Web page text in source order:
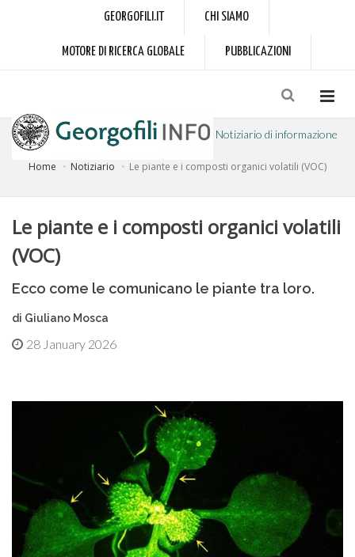
GEORGOFILI.IT CHI SIAMO
MOTORE DI RICERCA GLOBALE PUBBLICAZIONI
Notiziario di informazione
Home Notiziario Le piante e i composti organici volatili (VOC)
Le piante e i composti organici volatili
(VOC)
Ecco come le comunicano le piante tra loro.
di Giuliano Mosca
28 January 2026